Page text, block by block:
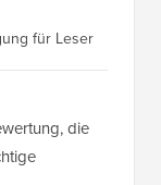
für Leser
die